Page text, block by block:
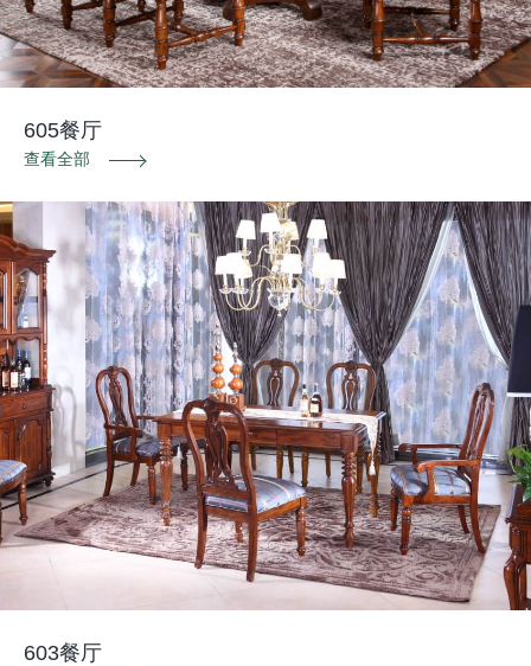
605餐厅
查看全部
603餐厅